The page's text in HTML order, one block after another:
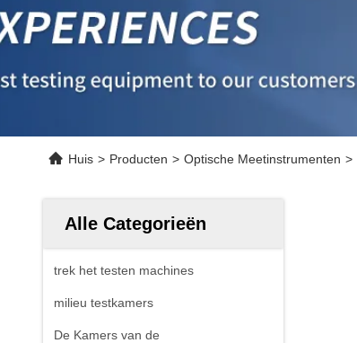
Huis > Producten > Optische Meetinstrumenten >
Alle Categorieën
trek het testen machines
milieu testkamers
De Kamers van de